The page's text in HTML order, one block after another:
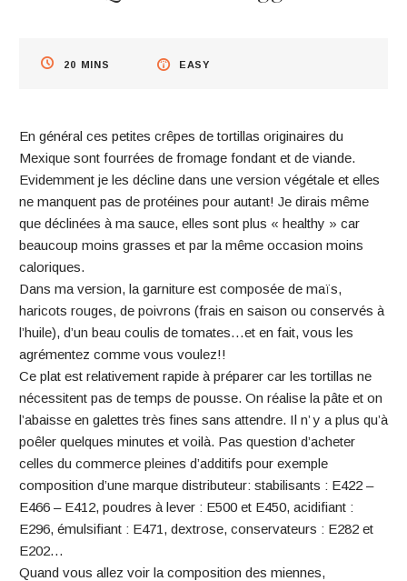
20 MINS EASY
En général ces petites crêpes de tortillas originaires du
Mexique sont fourrées de fromage fondant et de viande.
Evidemment je les décline dans une version végétale et elles
ne manquent pas de protéines pour autant! Je dirais même
que déclinées à ma sauce, elles sont plus « healthy » car
beaucoup moins grasses et par la même occasion moins
caloriques.
Dans ma version, la garniture est composée de maïs,
haricots rouges, de poivrons (frais en saison ou conservés à
l’huile), d’un beau coulis de tomates…et en fait, vous les
agrémentez comme vous voulez!!
Ce plat est relativement rapide à préparer car les tortillas ne
nécessitent pas de temps de pousse. On réalise la pâte et on
l’abaisse en galettes très fines sans attendre. Il n’ y a plus qu’à
poêler quelques minutes et voilà. Pas question d’acheter
celles du commerce pleines d’additifs pour exemple
composition d’une marque distributeur: stabilisants : E422 –
E466 – E412, poudres à lever : E500 et E450, acidifiant :
E296, émulsifiant : E471, dextrose, conservateurs : E282 et
E202…
Quand vous allez voir la composition des miennes,